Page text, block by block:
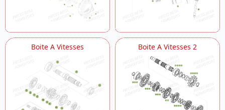
Installation De Refroidissement
Installation Electrique
Maintenance Entretien
Outils
Outils Trousse
Roue Arriere
Roue Avant
Vilebrequin Piston Contre Arbre
Boite A Vitesses Boite A Vitesses 2